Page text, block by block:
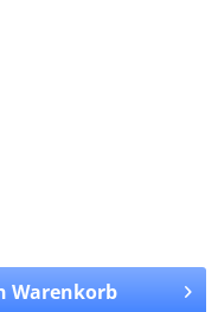
Warenkorb